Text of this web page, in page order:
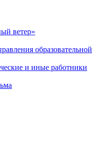
ветер»
образовательной
и иные работники